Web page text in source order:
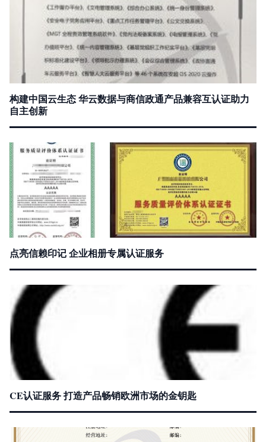
构建中国云生态 华云数据与商信政通产品兼容互认证助力
自主创新
点亮信赖印记 企业相册专属认证服务
CE认证服务 打造产品畅销欧洲市场的金钥匙